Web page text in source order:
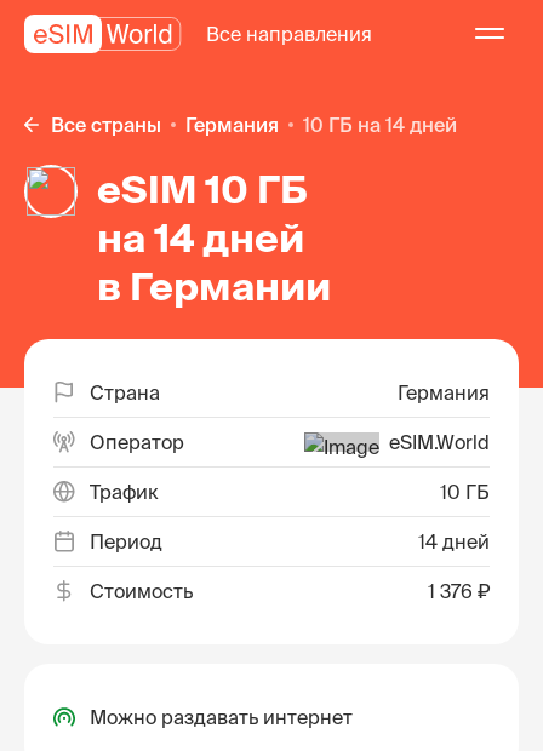
Все направления
Все страны Германия 10 ГБ на 14 дней
eSIM 10 ГБ
на 14 дней
в Германии
Страна Германия
Оператор eSIM.World
Трафик 10 ГБ
Период 14 дней
Стоимость 1 376 ₽
Можно раздавать интернет